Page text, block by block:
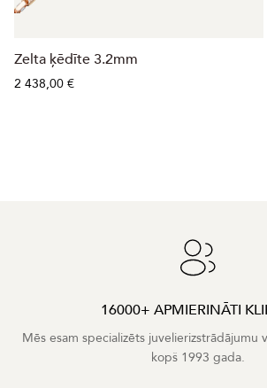
Zelta ķēdīte 3.2mm
2 438,00 €
16000+ APMIERINĀTI
Mēs esam specializēts juvelierizstrādājumu
kopš 1993 gada.